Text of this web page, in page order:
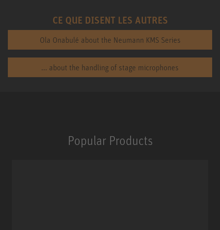
CE QUE DISENT LES AUTRES
Ola Onabulé about the Neumann KMS Series
... about the handling of stage microphones
Popular Products